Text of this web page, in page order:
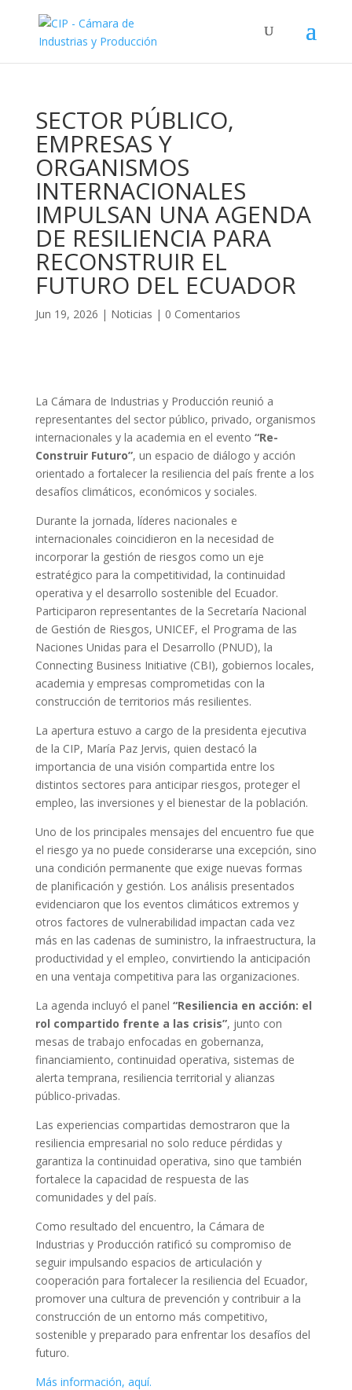
SECTOR PÚBLICO,
EMPRESAS Y
ORGANISMOS
INTERNACIONALES
IMPULSAN UNA AGENDA
DE RESILIENCIA PARA
RECONSTRUIR EL
FUTURO DEL ECUADOR
Jun 19, 2026 | Noticias | 0 Comentarios
La Cámara de Industrias y Producción reunió a
representantes del sector público, privado, organismos
internacionales y la academia en el evento “Re-
Construir Futuro”, un espacio de diálogo y acción
orientado a fortalecer la resiliencia del país frente a los
desafíos climáticos, económicos y sociales.
Durante la jornada, líderes nacionales e
internacionales coincidieron en la necesidad de
incorporar la gestión de riesgos como un eje
estratégico para la competitividad, la continuidad
operativa y el desarrollo sostenible del Ecuador.
Participaron representantes de la Secretaría Nacional
de Gestión de Riesgos, UNICEF, el Programa de las
Naciones Unidas para el Desarrollo (PNUD), la
Connecting Business Initiative (CBI), gobiernos locales,
academia y empresas comprometidas con la
construcción de territorios más resilientes.
La apertura estuvo a cargo de la presidenta ejecutiva
de la CIP, María Paz Jervis, quien destacó la
importancia de una visión compartida entre los
distintos sectores para anticipar riesgos, proteger el
empleo, las inversiones y el bienestar de la población.
Uno de los principales mensajes del encuentro fue que
el riesgo ya no puede considerarse una excepción, sino
una condición permanente que exige nuevas formas
de planificación y gestión. Los análisis presentados
evidenciaron que los eventos climáticos extremos y
otros factores de vulnerabilidad impactan cada vez
más en las cadenas de suministro, la infraestructura, la
productividad y el empleo, convirtiendo la anticipación
en una ventaja competitiva para las organizaciones.
La agenda incluyó el panel “Resiliencia en acción: el
rol compartido frente a las crisis”, junto con
mesas de trabajo enfocadas en gobernanza,
financiamiento, continuidad operativa, sistemas de
alerta temprana, resiliencia territorial y alianzas
público-privadas.
Las experiencias compartidas demostraron que la
resiliencia empresarial no solo reduce pérdidas y
garantiza la continuidad operativa, sino que también
fortalece la capacidad de respuesta de las
comunidades y del país.
Como resultado del encuentro, la Cámara de
Industrias y Producción ratificó su compromiso de
seguir impulsando espacios de articulación y
cooperación para fortalecer la resiliencia del Ecuador,
promover una cultura de prevención y contribuir a la
construcción de un entorno más competitivo,
sostenible y preparado para enfrentar los desafíos del
futuro.
Más información, aquí.